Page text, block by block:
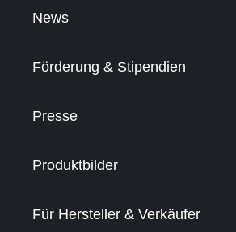
News
Förderung & Stipendien
Presse
Produktbilder
Für Hersteller & Verkäufer